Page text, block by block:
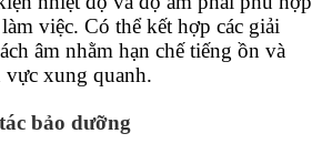
việc. Có thể kết hợp các giải
âm nhằm hạn chế tiếng ồn và
xung quanh.
bảo dưỡng